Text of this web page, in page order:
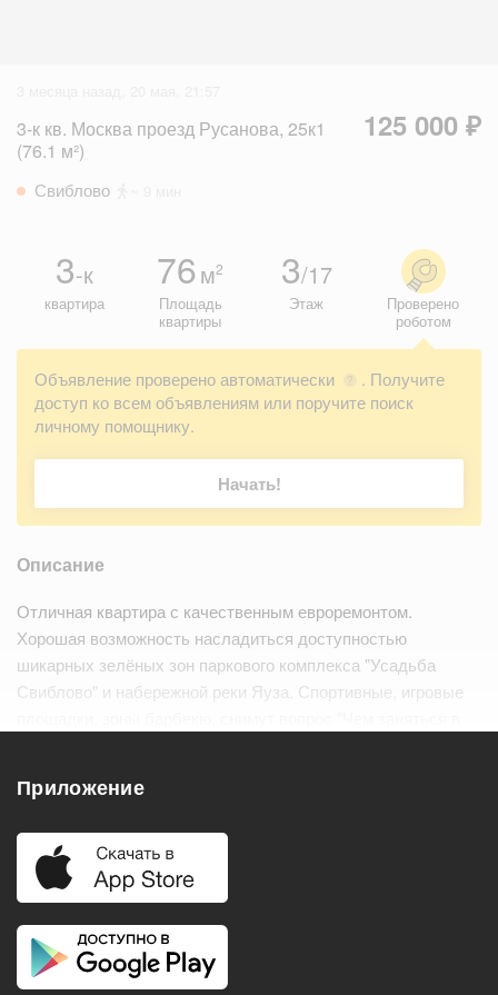
3-к кв. Москва проезд Русанова, 25к1
(76.1 м²)
125 000 ₽
Свиблово
3-к
квартира
76м2
Площадь
квартиры
3/17
Этаж
Проверено
роботом
Объявление проверено автоматически ?
. Получите
доступ ко всем объявлениям или поручите поиск
личному помощнику.
Начать!
Описание
Отличная квартира с качественным евроремонтом.
Хорошая возможность насладиться доступностью
шикарных зелёных зон паркового комплекса "Усадьба
Свиблово" и набережной реки Яуза. Спортивные, игровые
Удобства
Балкон
Телевизор
Приложение